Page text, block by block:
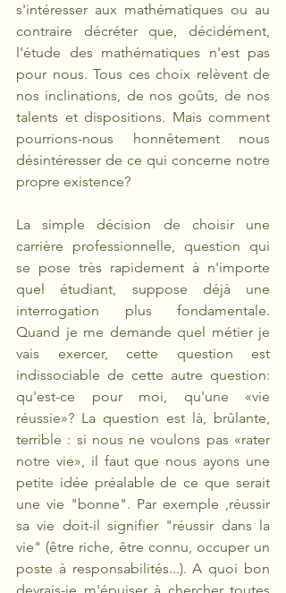
s'intéresser aux mathématiques ou au
contraire décréter que, décidément,
l'étude des mathématiques n'est pas
pour nous. Tous ces choix relèvent de
nos inclinations, de nos goûts, de nos
talents et dispositions. Mais comment
pourrions-nous honnêtement nous
désintéresser de ce qui concerne notre
propre existence?
La simple décision de choisir une
carrière professionnelle, question qui
se pose très rapidement à n'importe
quel étudiant, suppose déjà une
interrogation plus fondamentale.
Quand je me demande quel métier je
vais exercer, cette question est
indissociable de cette autre question:
qu'est-ce pour moi, qu'une «vie
réussie»? La question est là, brûlante,
terrible : si nous ne voulons pas «rater
notre vie», il faut que nous ayons une
petite idée préalable de ce que serait
une vie "bonne". Par exemple ,réussir
sa vie doit-il signifier "réussir dans la
vie" (être riche, être connu, occuper un
poste à responsabilités...). A quoi bon